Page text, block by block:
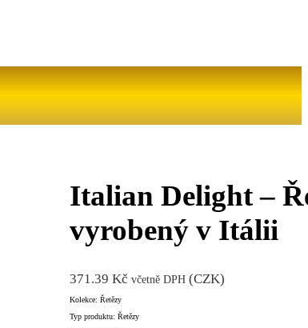
Italian Delight –
vyrobený v Itálii
371.39Kč včetně DPH (CZK)
Kolekce: Řetězy
Typ produktu: Řetězy